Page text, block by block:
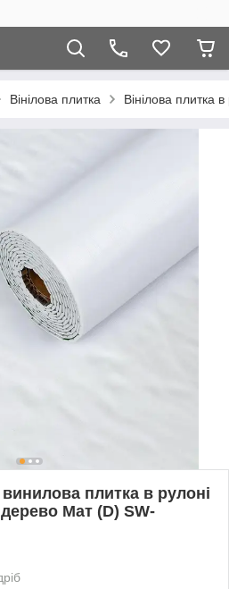
Вінілова плитка Вінілова плитка в
плитка в рулоні
Мат (D) SW-